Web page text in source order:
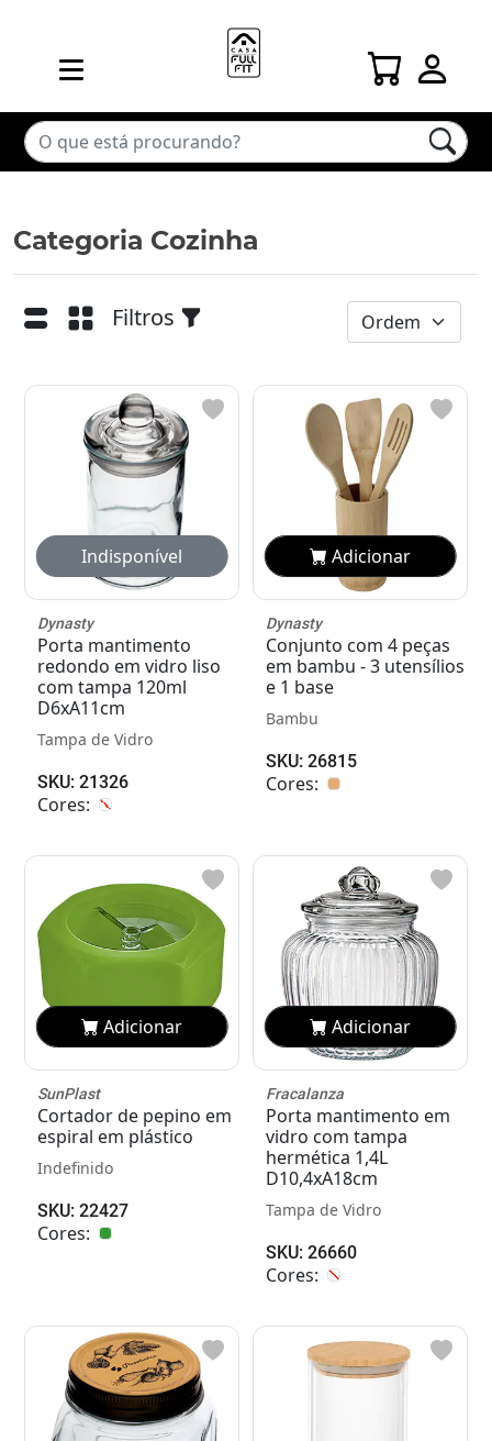
Categoria Cozinha
Filtros
Adicionar
Dynasty
Porta mantimento
redondo em vidro liso
com tampa 120ml
D6xA11cm
Tampa de Vidro
SKU: 21326
Cores:
Adicionar
Dynasty
Conjunto com 4 peças
em bambu - 3 utensílios
e 1 base
Bambu
SKU: 26815
Cores:
Adicionar
SunPlast
Cortador de pepino em
espiral em plástico
Indefinido
SKU: 22427
Cores:
Adicionar
Fracalanza
Porta mantimento em
vidro com tampa
hermética 1,4L
D10,4xA18cm
Tampa de Vidro
SKU: 26660
Cores: